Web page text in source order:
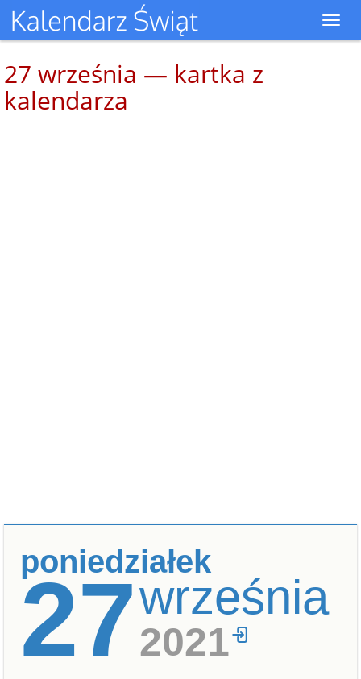
27 września — kartka z
kalendarza
poniedziałek
27września
2021